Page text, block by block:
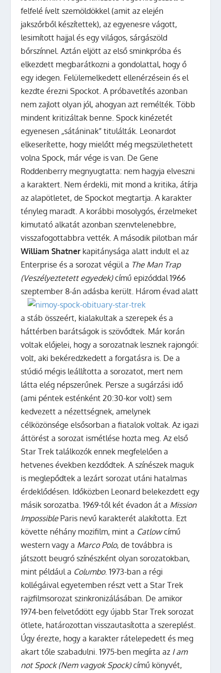
felfelé ívelt szemöldökkel (amit az elején
jakszőrből készítettek), az egyenesre vágott,
lesimított hajjal és egy világos, sárgászöld
bőrszínnel. Aztán eljött az első sminkpróba és
elkezdett megbarátkozni a gondolattal, hogy ő
egy idegen. Felülemelkedett ellenérzésein és el
kezdte érezni Spockot. A próbavetítés azonban
nem zajlott olyan jól, ahogyan azt remélték. Több
mindent kritizáltak benne. Spock kinézetét
egyenesen „sátáninak” titulálták. Leonardot
elkeserítette, hogy mielőtt még megszülethetett
volna Spock, már vége is van. De Gene
Roddenberry megnyugtatta: nem hagyja elveszni
a karaktert. Nem érdekli, mit mond a kritika, átírja
az alapötletet, de Spockot megtartja. A karakter
tényleg maradt. A korábbi mosolygós, érzelmeket
kimutató alkatát azonban szenvtelenebbre,
visszafogottabbra vették. A második pilotban már
William Shatner kapitánysága alatt indult el az
Enterprise és a sorozat végül a The Man Trap
(Veszélyeztetett egyedek)című epizóddal 1966
szeptember 8-án adásba került. Három évad alatt
a stáb összeért, kialakultak a szerepek és a
háttérben barátságok is szövődtek. Már korán
voltak előjelei, hogy a sorozatnak lesznek rajongói:
volt, aki bekéredzkedett a forgatásra is. De a
stúdió mégis leállította a sorozatot, mert nem
látta elég népszerűnek. Persze a sugárzási idő
(ami péntek esténként 20:30-kor volt) sem
kedvezett a nézettségnek, amelynek
célközönsége elsősorban a fiatalok voltak. Az igazi
áttörést a sorozat ismétlése hozta meg. Az első
Star Trek találkozók ennek megfelelően a
hetvenes években kezdődtek. A színészek maguk
is meglepődtek a lezárt sorozat utáni hatalmas
érdeklődésen. Időközben Leonard belekezdett egy
másik sorozatba. 1969-től két évadon át a Mission
ImpossibleParis nevű karakterét alakította. Ezt
követte néhány mozifilm, mint a Catlowcímű
western vagy a Marco Polo, de továbbra is
játszott beugró színészként olyan sorozatokban,
mint például a Columbo. 1973-ban a régi
kollégáival egyetemben részt vett a Star Trek
rajzfilmsorozat szinkronizálásában. De amikor
1974-ben felvetődött egy újabb Star Trek sorozat
ötlete, határozottan visszautasította a szereplést.
Úgy érezte, hogy a karakter rátelepedett és meg
akart tőle szabadulni. 1975-ben megírta az I am
not Spock (Nem vagyok Spock)című könyvét,